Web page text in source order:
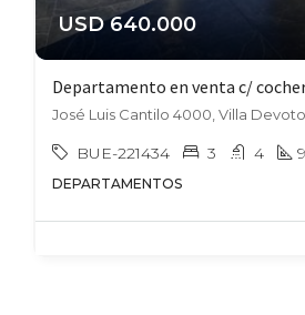
USD 640.000
Departamento en venta c/
José Luis Cantilo 4000, Villa
BUE-221434 3 4
DEPARTAMENTOS